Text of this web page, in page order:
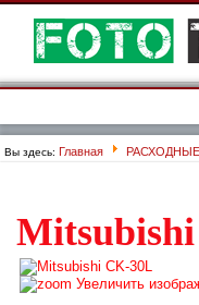
Вы здесь: Главная
Увеличить